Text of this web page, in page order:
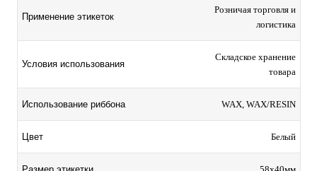
Применение этикеток
Розничая торговля и
логистика
Условия использования
Складское хранение
товара
Использование риббона WAX, WAX/RESIN
Цвет Белый